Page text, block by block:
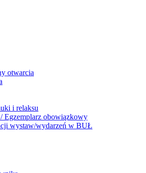
otwarcia
i relaksu
Egzemplarz obowiązkowy
wystaw/wydarzeń w BUŁ